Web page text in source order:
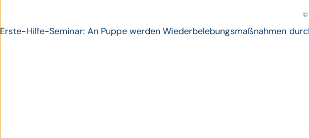
©
Erste-Hilfe-Seminar: An Puppe werden Wiederbelebungsmaßnahmen